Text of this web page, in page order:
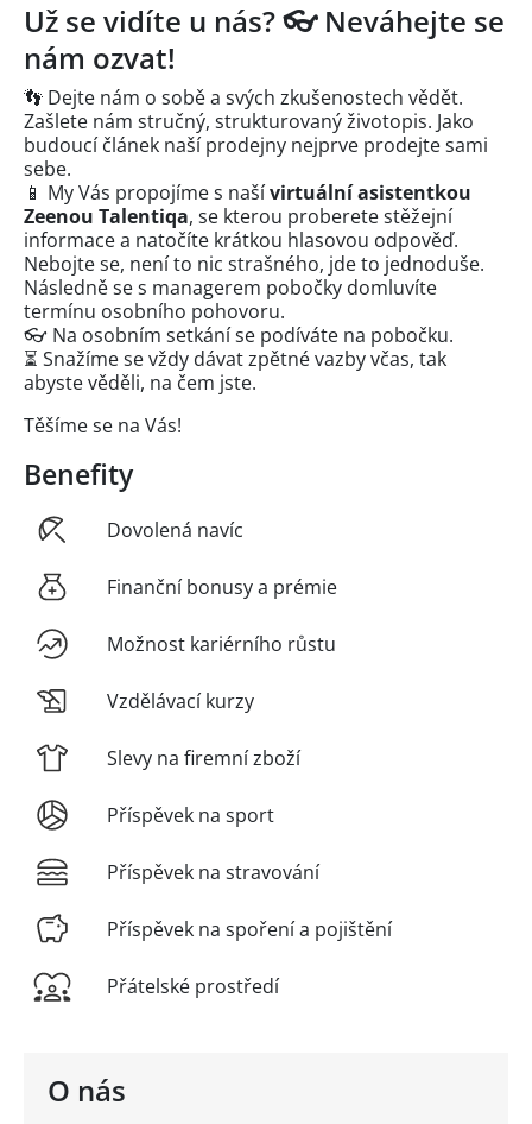
O nás
Už se vidíte u nás? 👓 Neváhejte se
nám ozvat!
👣 Dejte nám o sobě a svých zkušenostech vědět.
Zašlete nám stručný, strukturovaný životopis. Jako
budoucí článek naší prodejny nejprve prodejte sami
sebe.
📱 My Vás propojíme s našívirtuální asistentkou
Zeenou Talentiqa, se kterou proberete stěžejní
informace a natočíte krátkou hlasovou odpověď.
Nebojte se, není to nic strašného, jde to jednoduše.
Následně se s managerem pobočky domluvíte
termínu osobního pohovoru.
👓 Na osobním setkání se podíváte na pobočku.
⏳ Snažíme se vždy dávat zpětné vazby včas, tak
abyste věděli, na čem jste.
Těšíme se na Vás!
Benefity
Dovolená navíc
Finanční bonusy a prémie
Možnost kariérního růstu
Vzdělávací kurzy
Slevy na firemní zboží
Příspěvek na sport
Příspěvek na stravování
Příspěvek na spoření a pojištění
Přátelské prostředí